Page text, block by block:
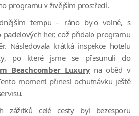
programu v živějším prostředí.
tempu – ráno bylo volné, s
padelových her, což přidalo programu
Následovala krátká inspekce hotelu
po které jsme se přesunuli do
Beachcomber Luxuryna oběd v
moment přinesl ochutnávku ještě
zážitků celé cesty byl bezesporu